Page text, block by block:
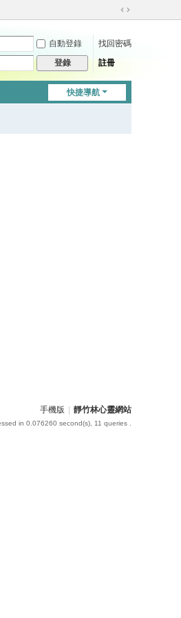
切
到
自動登錄
找回密碼
登錄 註冊
快捷導航
手機版 靜竹林心靈網站
in 0.076260 second(s), 11 queries .